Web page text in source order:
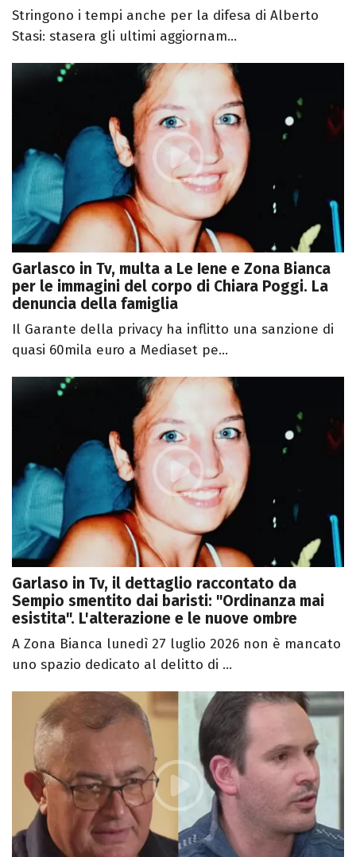
Stringono i tempi anche per la difesa di Alberto
Stasi: stasera gli ultimi aggiornam...
Garlasco in Tv, multa a Le Iene e Zona Bianca
per le immagini del corpo di Chiara Poggi. La
denuncia della famiglia
Il Garante della privacy ha inflitto una sanzione di
quasi 60mila euro a Mediaset pe...
Garlaso in Tv, il dettaglio raccontato da
Sempio smentito dai baristi: "Ordinanza mai
esistita". L'alterazione e le nuove ombre
A Zona Bianca lunedì 27 luglio 2026 non è mancato
uno spazio dedicato al delitto di ...